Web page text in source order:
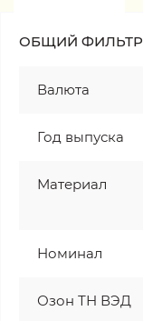
ОБЩИЙ ФИЛЬТР
Валюта
Год выпуска
Материал
Номинал
Озон ТН ВЭД